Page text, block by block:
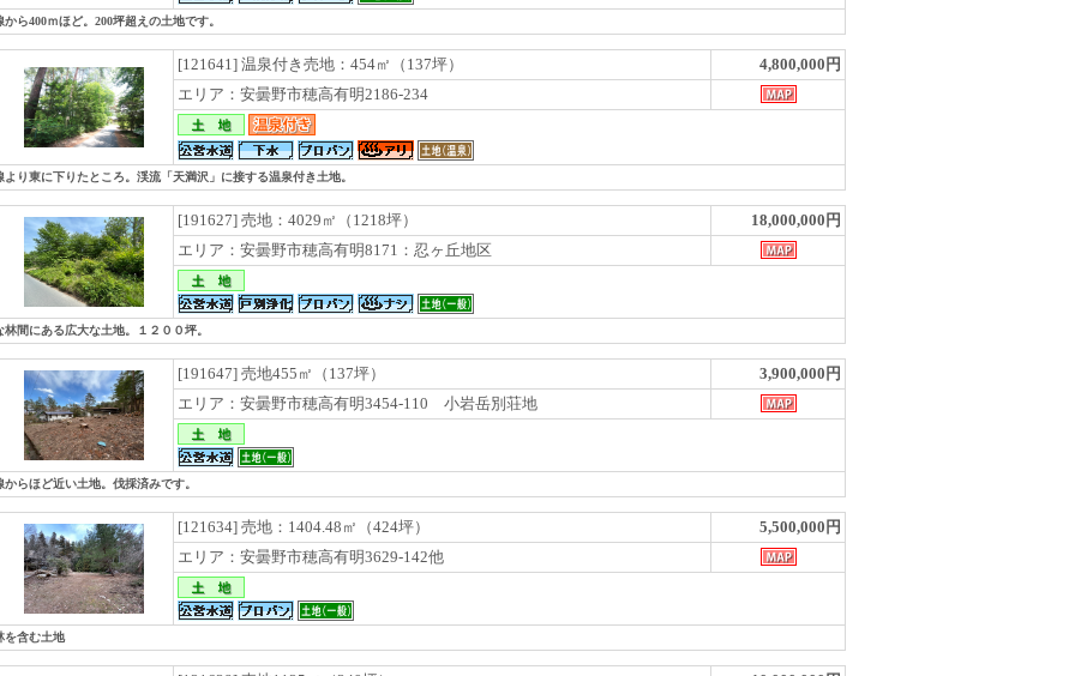
ら400ｍほど。200坪超えの土地です。
[121641] 温泉付き売地：454㎡（137坪）
4,800,000円
エリア：安曇野市穂高有明2186-234
り東に下りたところ。渓流「天満沢」に接する温泉付き土地。
[191627] 売地：4029㎡（1218坪）
18,000,000円
エリア：安曇野市穂高有明8171：忍ヶ丘地区
間にある広大な土地。１２００坪。
[191647] 売地455㎡（137坪）
3,900,000円
エリア：安曇野市穂高有明3454-110 小岩岳別荘地
らほど近い土地。伐採済みです。
[121634] 売地：1404.48㎡（424坪）
5,500,000円
エリア：安曇野市穂高有明3629-142他
含む土地